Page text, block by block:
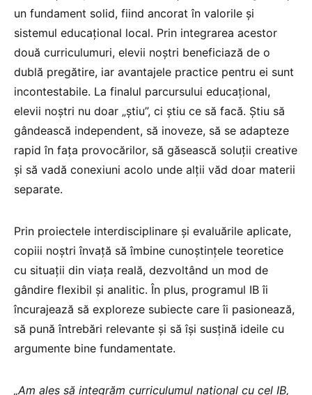
un fundament solid, fiind ancorat în valorile și
sistemul educațional local. Prin integrarea acestor
două curriculumuri, elevii noștri beneficiază de o
dublă pregătire, iar avantajele practice pentru ei sunt
incontestabile. La finalul parcursului educațional,
elevii noștri nu doar „știu”, ci știu ce să facă. Știu să
gândească independent, să inoveze, să se adapteze
rapid în fața provocărilor, să găsească soluții creative
și să vadă conexiuni acolo unde alții văd doar materii
separate.
Prin proiectele interdisciplinare și evaluările aplicate,
copiii noștri învață să îmbine cunoștințele teoretice
cu situații din viața reală, dezvoltând un mod de
gândire flexibil și analitic. În plus, programul IB îi
încurajează să exploreze subiecte care îi pasionează,
să pună întrebări relevante și să își susțină ideile cu
argumente bine fundamentate.
„Am ales să integrăm curriculumul național cu cel IB,